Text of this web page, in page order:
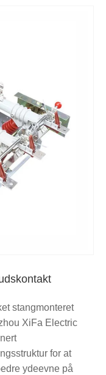
stangmonteret
XiFa Electric
for at
ydeevne på